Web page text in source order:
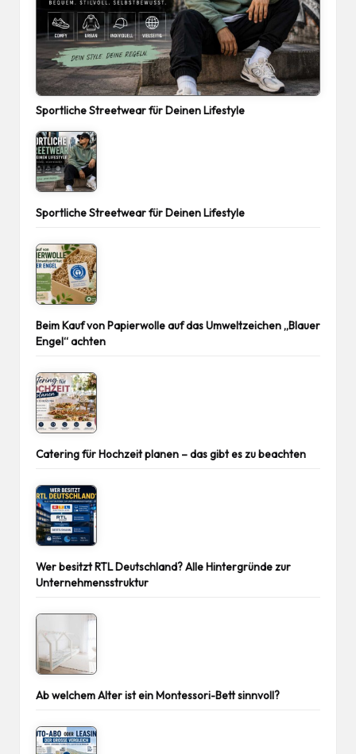
Sportliche Streetwear für Deinen Lifestyle
Sportliche Streetwear für Deinen Lifestyle
Beim Kauf von Papierwolle auf das Umweltzeichen „Blauer
Engel“ achten
Catering für Hochzeit planen – das gibt es zu beachten
Wer besitzt RTL Deutschland? Alle Hintergründe zur
Unternehmensstruktur
Ab welchem Alter ist ein Montessori-Bett sinnvoll?